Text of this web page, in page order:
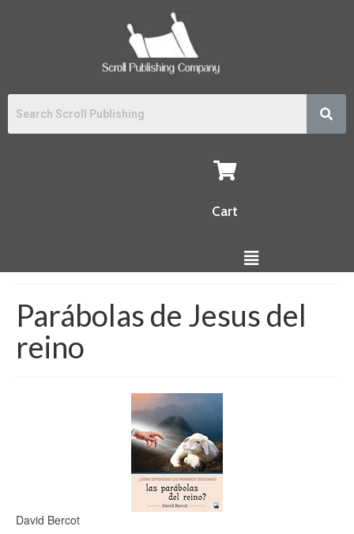
Cart
Parábolas de Jesus del
reino
David Bercot